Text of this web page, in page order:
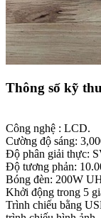
Thông số kỹ
Công nghệ : LCD.
Cường độ sáng:
Độ phân giải thực:
Độ tương phản:
Bóng đèn: 200W
Khởi động trong 5
Trình chiếu bằng